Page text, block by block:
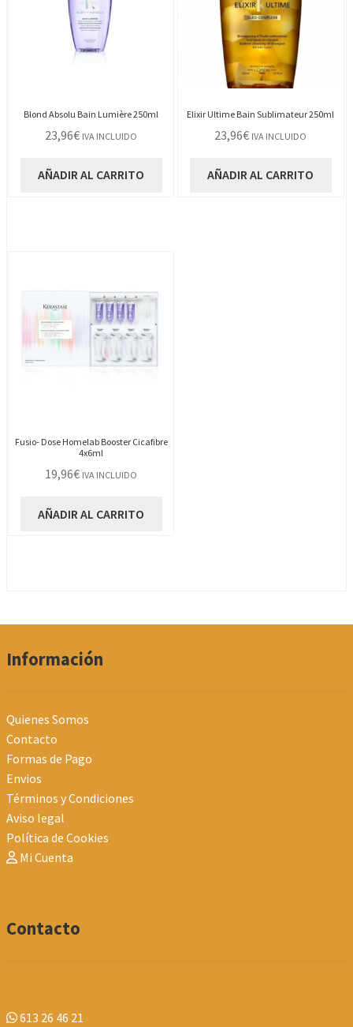
Blond Absolu Bain Lumière 250ml
23,96€ IVA INCLUIDO
AÑADIR AL CARRITO
Elixir Ultime Bain Sublimateur 250ml
23,96€ IVA INCLUIDO
AÑADIR AL CARRITO
Fusio- Dose Homelab Booster Cicafibre
4x6ml
19,96€ IVA INCLUIDO
AÑADIR AL CARRITO
Información
Quienes Somos
Contacto
Formas de Pago
Envios
Términos y Condiciones
Aviso legal
Política de Cookies
Mi Cuenta
Contacto
613 26 46 21